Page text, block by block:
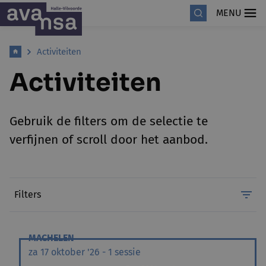
MENU
Activiteiten
Activiteiten
Gebruik de filters om de selectie te
verfijnen of scroll door het aanbod.
Filters
MACHELEN
za 17 oktober '26 - 1 sessie